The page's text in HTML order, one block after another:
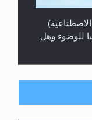
للوضوء وهل